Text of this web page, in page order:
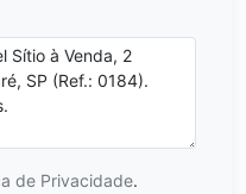
de Privacidade.